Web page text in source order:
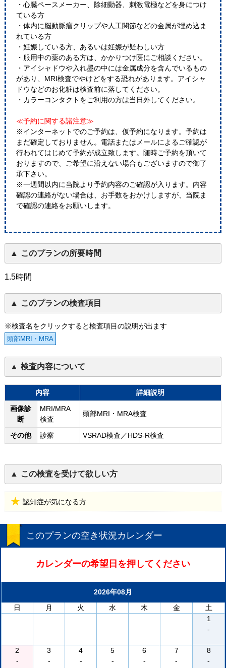
・心臓ペースメーカー、除細動器、刺激電極などを身につけ
ている方
・体内に脳動脈瘤クリップや人工関節などの金属が埋め込ま
れている方
・妊娠している方、あるいは妊娠が疑わしい方
・服用中の薬のある方は、かかりつけ医にご相談ください。
・アイシャドウや入れ墨の中には金属成分を含んでいるもの
があり、MRI検査でやけどをする恐れがあります。アイシャ
ドウなどのお化粧は検査前に落してください。
・カラーコンタクトをご利用の方は当日外してください。
≪予約に関する諸注意≫
※インターネットでのご予約は、仮予約になります。予約は
まだ確定しておりません。電話またはメールによるご確認が
行われてはじめて予約が成立致します。随時ご予約を頂いて
おりますので、ご希望に沿えない場合もございますので御了
承下さい。
※一週間以内に当院より予約内容のご確認が入ります。内容
確認の連絡がない場合は、お手数をおかけしますが、当院ま
で確認の連絡をお願いします。
このプランの所要時間
1.5時間
このプランの検査項目
※検査名をクリックすると検査項目の説明が出ます
頭部MRI・MRA
検査内容について
内容
詳細説明
画像診
断
MRI/MRA
検査
頭部MRI・MRA検査
その他 診察 VSRAD検査／HDS-R検査
この検査を受けて欲しい方
認知症が気になる方
このプランの空き状況カレンダー
カレンダーの希望日を押してください
2026年08月
日
月 火 水 木 金
土
1
-
2
-
3
-
4
-
5
-
6
-
7
-
8
-